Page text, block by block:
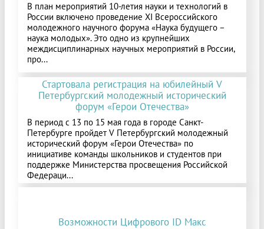
В план мероприятий 10-летия науки и технологий в
России включено проведение XI Всероссийского
молодежного научного форума «Наука будущего –
наука молодых». Это одно из крупнейших
междисциплинарных научных мероприятий в России,
про...
Стартовала регистрация на юбилейный V
Петербургский молодежный исторический
форум «Герои Отечества»
В период с 13 по 15 мая года в городе Санкт-
Петербурге пройдет V Петербургский молодежный
исторический форум «Герои Отечества» по
инициативе команды школьников и студентов при
поддержке Министерства просвещения Российской
Федераци...
Возможности Цифрового ID Макс